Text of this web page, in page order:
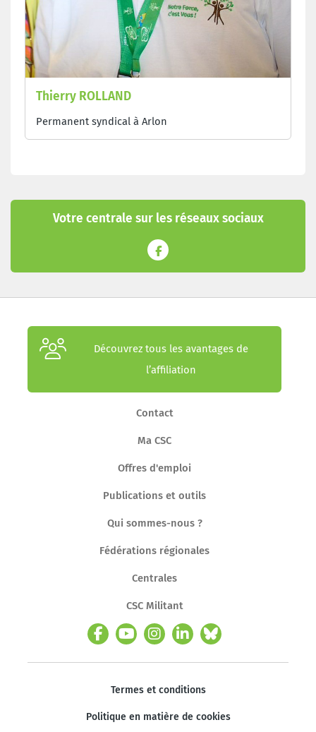
Thierry ROLLAND
Permanent syndical à Arlon
Votre centrale sur les réseaux sociaux
Découvrez tous les avantages de
l’affiliation
Contact
Ma CSC
Offres d'emploi
Publications et outils
Qui sommes-nous ?
Fédérations régionales
Centrales
CSC Militant
Termes et conditions
Politique en matière de cookies